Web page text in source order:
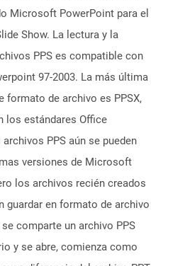
Microsoft PowerPoint para el
Show. La lectura y la
PPS es compatible con
97-2003. La más última
formato de archivo es PPSX,
los estándares Office
archivos PPS aún se pueden
versiones de Microsoft
los archivos recién creados
guardar en formato de archivo
se comparte un archivo PPS
y se abre, comienza como